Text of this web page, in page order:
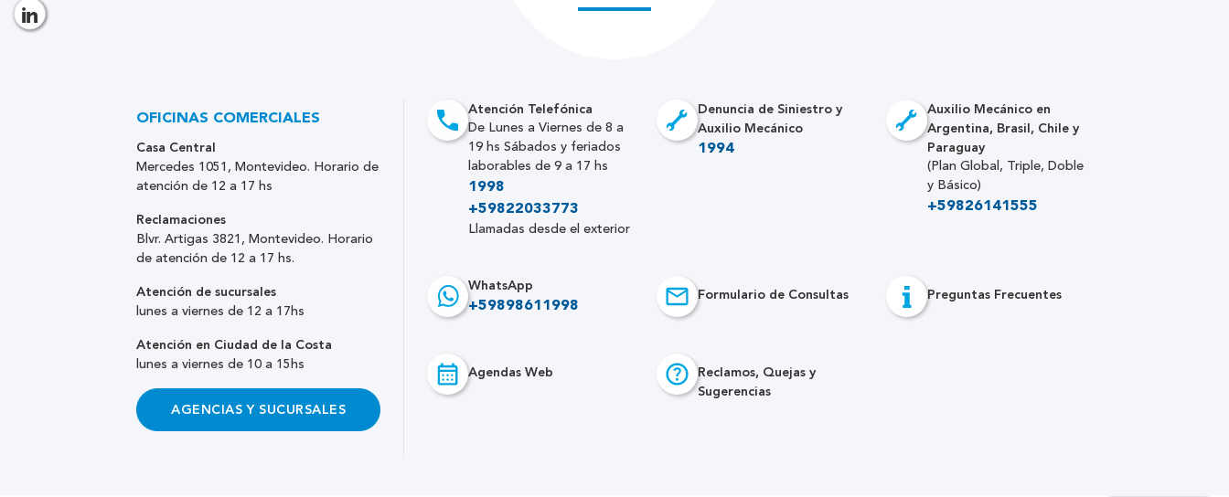
Atención Telefónica
De Lunes a Viernes de 8 a
19 hs Sábados y feriados
laborables de 9 a 17 hs
1998
+59822033773
Llamadas desde el exterior
Denuncia de Siniestro y
Auxilio Mecánico
1994
Auxilio Mecánico en
Argentina, Brasil, Chile y
Paraguay
(Plan Global, Triple, Doble
y Básico)
+59826141555
WhatsApp
+59898611998
Formulario de Consultas Preguntas Frecuentes
Agendas Web
Reclamos, Quejas y
Sugerencias
OFICINAS COMERCIALES
Casa Central
Mercedes 1051, Montevideo. Horario de
atención de 12 a 17 hs
Reclamaciones
Blvr. Artigas 3821, Montevideo. Horario
de atención de 12 a 17 hs.
Atención de sucursales
lunes a viernes de 12 a 17hs
Atención en Ciudad de la Costa
lunes a viernes de 10 a 15hs
AGENCIAS Y SUCURSALES